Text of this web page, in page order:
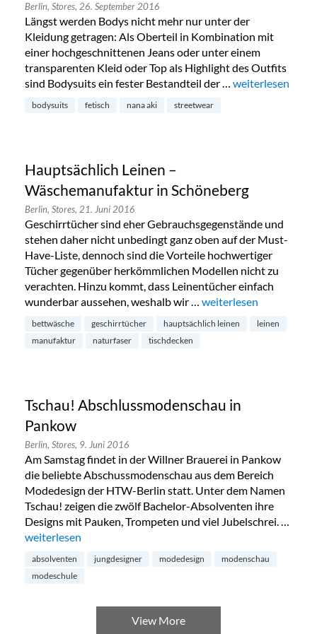
Berlin, Stores, 26. September 2016
Längst werden Bodys nicht mehr nur unter der
Kleidung getragen: Als Oberteil in Kombination mit
einer hochgeschnittenen Jeans oder unter einem
transparenten Kleid oder Top als Highlight des Outfits
sind Bodysuits ein fester Bestandteil der … „Bodysuits von
weiterlesen
bodysuits fetisch nana aki streetwear
Hauptsächlich Leinen –
Wäschemanufaktur in Schöneberg
Berlin, Stores, 21. Juni 2016
Geschirrtücher sind eher Gebrauchsgegenstände und
stehen daher nicht unbedingt ganz oben auf der Must-
Have-Liste, dennoch sind die Vorteile hochwertiger
Tücher gegenüber herkömmlichen Modellen nicht zu
verachten. Hinzu kommt, dass Leinentücher einfach
wunderbar aussehen, weshalb wir … „Hauptsächlich Leinen
weiterlesen
bettwäsche geschirrtücher hauptsächlich leinen
leinen
manufaktur
naturfaser tischdecken
Tschau! Abschlussmodenschau in
Pankow
Berlin, Stores, 9. Juni 2016
Am Samstag findet in der Willner Brauerei in Pankow
die beliebte Abschussmodenschau aus dem Bereich
Modedesign der HTW-Berlin statt. Unter dem Namen
Tschau! zeigen die zwölf Bachelor-Absolventen ihre
Designs mit Pauken, Trompeten und viel Jubelschrei. …
„Tschau! Abschlussmodenschau in Pankow“
weiterlesen
absolventen jungdesigner modedesign
modenschau
modeschule
View More